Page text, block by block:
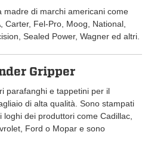
madre di marchi americani come
Carter, Fel-Pro, Moog, National,
Sealed Power, Wagner ed altri.
Gripper
parafanghi e tappetini per il
di alta qualità. Sono stampati
loghi dei produttori come Cadillac,
Ford o Mopar e sono